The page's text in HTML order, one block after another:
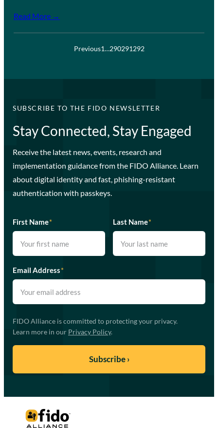
Read More →
Previous1…290291292
SUBSCRIBE TO THE FIDO NEWSLETTER
Stay Connected, Stay Engaged
Receive the latest news, events, research and
implementation guidance from the FIDO Alliance. Learn
about digital identity and fast, phishing-resistant
authentication with passkeys.
First Name* Last Name*
Email Address*
FIDO Alliance is committed to protecting your privacy.
Learn more in our Privacy Policy.